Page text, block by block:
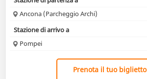
Ancona (Parcheggio Archi)
Stazione di arrivo a
Pompei
Prenota il tuo biglietto